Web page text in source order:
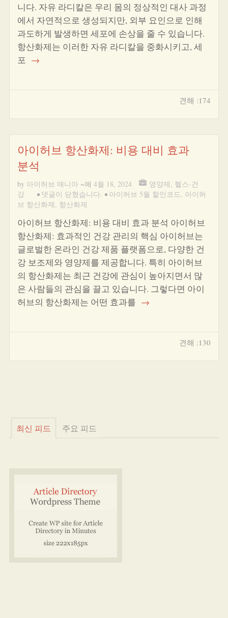
니다. 자유 라디칼은 우리 몸의 정상적인 대사 과정
에서 자연적으로 생성되지만, 외부 요인으로 인해
과도하게 발생하면 세포에 손상을 줄 수 있습니다.
항산화제는 이러한 자유 라디칼을 중화시키고, 세
포 →
견해 :174
아이허브 항산화제: 비용 대비 효과
분석
by 아이허브 매니아 ~에 4월 18, 2024 영양제, 헬스-건
강
• 댓글이 닫혔습니다. • 아이허브 5월 할인코드, 아이허
브 항산화제, 항산화제
아이허브 항산화제: 비용 대비 효과 분석 아이허브
항산화제: 효과적인 건강 관리의 핵심 아이허브는
글로벌한 온라인 건강 제품 플랫폼으로, 다양한 건
강 보조제와 영양제를 제공합니다. 특히 아이허브
의 항산화제는 최근 건강에 관심이 높아지면서 많
은 사람들의 관심을 끌고 있습니다. 그렇다면 아이
허브의 항산화제는 어떤 효과를 →
견해 :130
최신 피드 주요 피드